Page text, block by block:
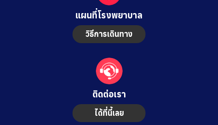
แผนที่โรงพยาบาล
วิธีการเดินทาง
ติดต่อเรา
ได้ที่นี้เลย